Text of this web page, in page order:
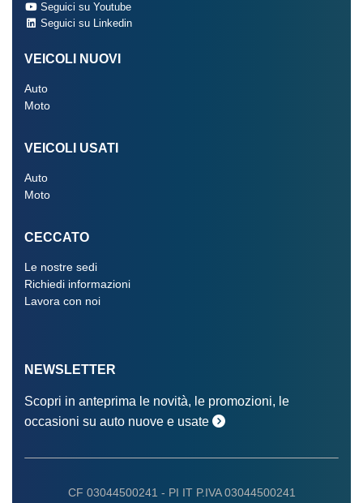
Specchietto retrovisore interno senza cornice
Start & stop
Strumentazione digitale con display
Tergicristalli
Terza luce stop
Trazione integrale
Vetri ad alto isolamento acustico
Volante in pelle
Seguici su Youtube
Seguici su Linkedin
VEICOLI NUOVI
Auto
Moto
VEICOLI USATI
Auto
Moto
CECCATO
Le nostre sedi
Richiedi informazioni
Lavora con noi
NEWSLETTER
Scopri in anteprima le novità, le promozioni, le
occasioni su auto nuove e usate
CF 03044500241 - PI IT P.IVA 03044500241